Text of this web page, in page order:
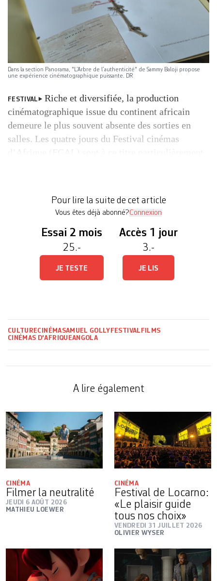
Dans la section Panorama, "L’Arbre de l’authenticité" de Sammy Baloji propose
une expérience cinématographique puissante. DR
FESTIVAL
Riche et diversifiée, la production
cinématographique issue du continent africain
demeure le plus souvent absente des sorties en
salles. Les quatre jours du Festival cinémas
Pour lire la suite de cet article
Vous êtes déjà abonné?Connexion
Essai 2 mois
25.-
JE TESTE
Accès 1 jour
3.-
JE LIS
CULTURECINÉMASAMUEL GOLLY FESTIVAL FILMS
CINÉMAS D'AFRIQUEANGOLA
A lire également
CINÉMA
Filmer la neutralité
JEUDI 6 AOÛT 2026
MATHIEU LOEWER
CINÉMA
Festival de Locarno:
«Le plaisir guide
tous nos choix»
VENDREDI 31 JUILLET 2026
OLIVIER WYSER